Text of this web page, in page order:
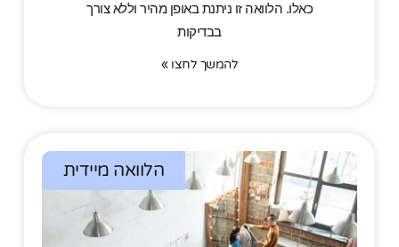
כאלו. הלוואה זו ניתנת באופן מהיר וללא צורך
בבדיקות
להמשך לחצו »
הלוואה מיידית